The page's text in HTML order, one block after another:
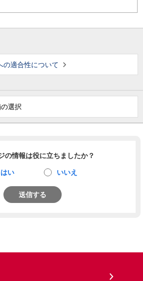
の適合性について
選択
の情報は役に立ちましたか？
はい いいえ
送信する